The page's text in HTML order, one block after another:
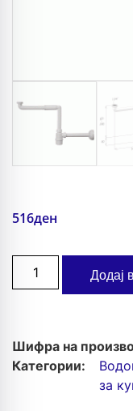
516ден
Додај
Шифра на
Категории:
за